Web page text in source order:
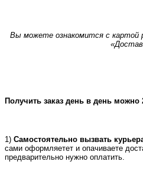
Вы можете ознакомится с картой
Получить заказ день в день
1) Самостоятельно вызвать
сами оформляетет и опачиваете
предварительно нужно оплатить.